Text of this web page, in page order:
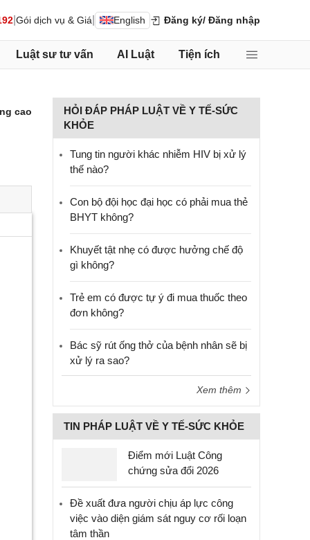
Gói dịch vụ & Giá English Đăng ký/ Đăng nhập
Luật sư tư vấn AI Luật Tiện ích
cao
HỎI ĐÁP PHÁP LUẬT VỀ Y TẾ-SỨC
KHỎE
Tung tin người khác nhiễm HIV bị xử lý
thế nào?
Con bộ đội học đại học có phải mua thẻ
BHYT không?
Khuyết tật nhẹ có được hưởng chế độ
gì không?
Trẻ em có được tự ý đi mua thuốc theo
đơn không?
Bác sỹ rút ống thở của bệnh nhân sẽ bị
xử lý ra sao?
Xem thêm
TIN PHÁP LUẬT VỀ Y TẾ-SỨC KHỎE
Điểm mới Luật Công
chứng sửa đổi 2026
Đề xuất đưa người chịu áp lực công
việc vào diện giám sát nguy cơ rối loạn
tâm thần